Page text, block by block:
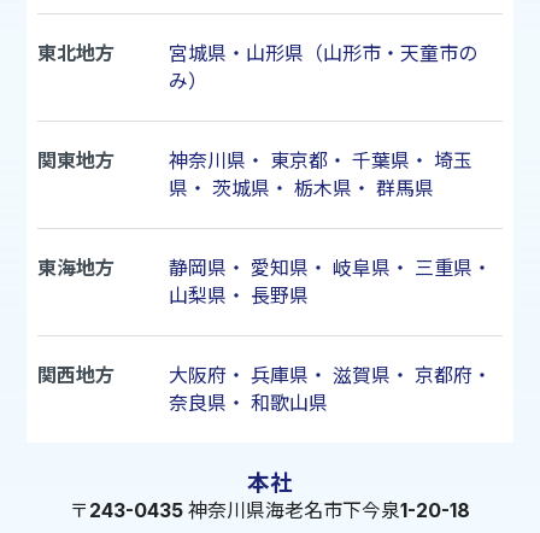
東北地方
宮城県・山形県（山形市・天童市の
み）
関東地方 神奈川県 ・ 東京都・ 千葉県 ・ 埼玉
県 ・ 茨城県 ・ 栃木県 ・ 群馬県
東海地方 静岡県 ・ 愛知県 ・ 岐阜県 ・ 三重県 ・
山梨県 ・ 長野県
関西地方 大阪府 ・ 兵庫県 ・ 滋賀県 ・ 京都府 ・
奈良県 ・ 和歌山県
本社
〒243-0435 神奈川県海老名市下今泉1-20-18